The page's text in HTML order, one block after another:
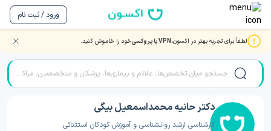
ورود / ثبت نام
لطفاً برای تجربه بهتر در اکسون،VPN یا پروکسی خود را خاموش کنید. صفحه اصلی/دکتر روانشناسی/دکتر حانیه محمداسمعیل بیگی
دکتر حانیه محمداسمعیل بیگی
کارشناسی ارشد روانشناسی و آموزش کودکان استثنائی